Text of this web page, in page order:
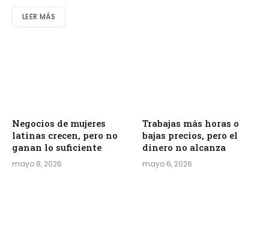
LEER MÁS
Negocios de mujeres
latinas crecen, pero no
ganan lo suficiente
mayo 8, 2026
Trabajas más horas o
bajas precios, pero el
dinero no alcanza
mayo 6, 2026